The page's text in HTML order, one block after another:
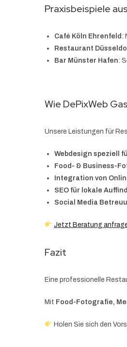
Praxisbeispiele
Café Köln Ehrenfeld :
Restaurant
Bar Münster Hafen:
Wie DePixWeb
Unsere Leistungen für
Webdesign speziell
Food- & Business-
Integration von
SEO für lokale
Social Media
Jetzt Beratung
Fazit
Eine professionelle
Mit Food-Fotografie,
Holen Sie sich den